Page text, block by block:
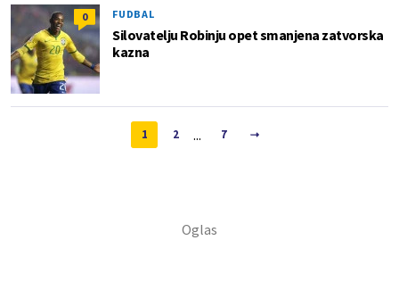
0 FUDBAL
Silovatelju Robinju opet smanjena zatvorska
kazna
1 2 ... 7